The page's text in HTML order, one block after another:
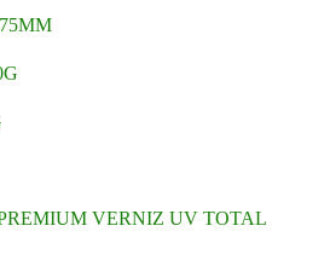
VERNIZ UV TOTAL